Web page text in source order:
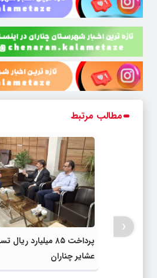
مطالب مرتبط
پرداخت ۸۵ میلیارد
عشایر چناران
‹